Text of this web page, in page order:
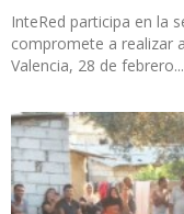
InteRed participa en la
compromete a realizar
Valencia, 28 de febrero...